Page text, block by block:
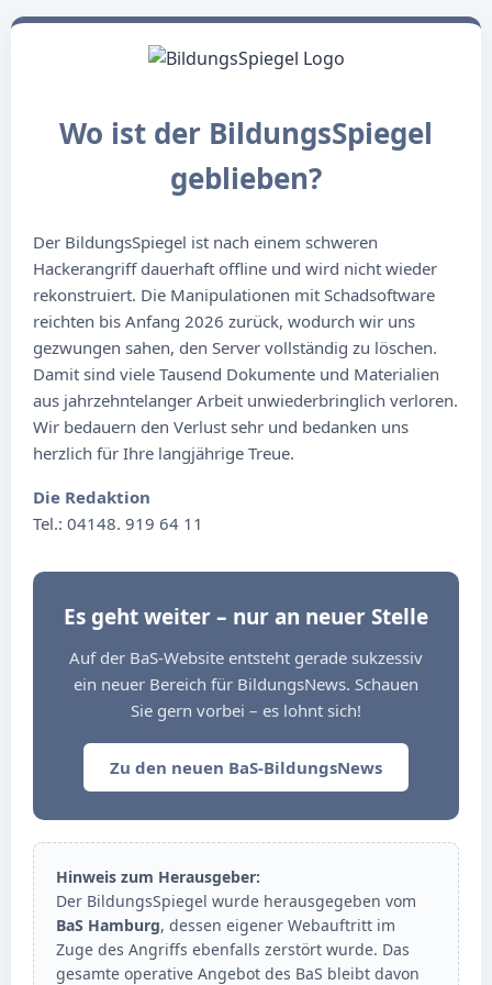
Wo ist der BildungsSpiegel
geblieben?
Der BildungsSpiegel ist nach einem schweren
Hackerangriff dauerhaft offline und wird nicht wieder
rekonstruiert. Die Manipulationen mit Schadsoftware
reichten bis Anfang 2026 zurück, wodurch wir uns
gezwungen sahen, den Server vollständig zu löschen.
Damit sind viele Tausend Dokumente und Materialien
aus jahrzehntelanger Arbeit unwiederbringlich verloren.
Wir bedauern den Verlust sehr und bedanken uns
herzlich für Ihre langjährige Treue.
Die Redaktion
Tel.: 04148. 919 64 11
Es geht weiter – nur an neuer Stelle
Auf der BaS-Website entsteht gerade sukzessiv
ein neuer Bereich für BildungsNews. Schauen
Sie gern vorbei – es lohnt sich!
Zu den neuen BaS-BildungsNews
Hinweis zum Herausgeber:
Der BildungsSpiegel wurde herausgegeben vom
BaS Hamburg, dessen eigener Webauftritt im
Zuge des Angriffs ebenfalls zerstört wurde. Das
gesamte operative Angebot des BaS bleibt davon